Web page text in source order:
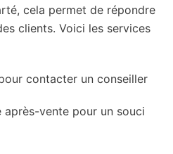
cela permet de répondre
clients. Voici les services
contacter un conseiller
après-vente pour un souci